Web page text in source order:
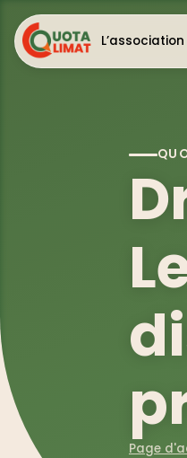
L’association
Page
Panneau de gestion des